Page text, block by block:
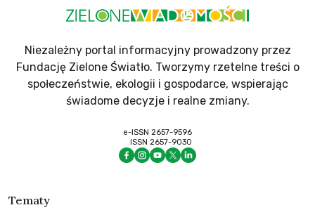
Niezależny portal informacyjny prowadzony przez
Fundację Zielone Światło. Tworzymy rzetelne treści o
społeczeństwie, ekologii i gospodarce, wspierając
świadome decyzje i realne zmiany.
e-ISSN 2657-9596
ISSN 2657-9030
Tematy